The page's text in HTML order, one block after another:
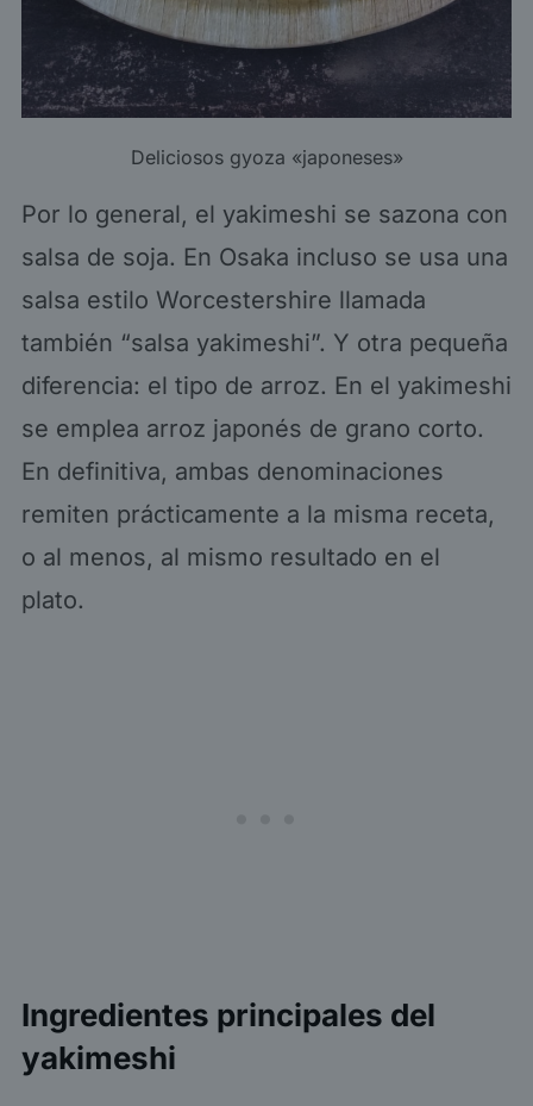
Deliciosos gyoza «japoneses»
Por lo general, el yakimeshi se sazona con
salsa de soja. En Osaka incluso se usa una
salsa estilo Worcestershire llamada
también “salsa yakimeshi”. Y otra pequeña
diferencia: el tipo de arroz. En el yakimeshi
se emplea arroz japonés de grano corto.
En definitiva, ambas denominaciones
remiten prácticamente a la misma receta,
o al menos, al mismo resultado en el
plato.
Ingredientes principales del
yakimeshi